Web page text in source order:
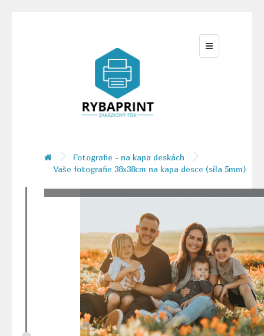
Fotografie - na kapa deskách
Vaše fotografie 38x38cm na kapa desce (síla 5mm)